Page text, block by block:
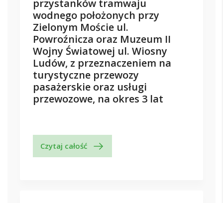
przystanków tramwaju
wodnego położonych przy
Zielonym Moście ul.
Powroźnicza oraz Muzeum II
Wojny Światowej ul. Wiosny
Ludów, z przeznaczeniem na
turystyczne przewozy
pasażerskie oraz usługi
przewozowe, na okres 3 lat
Czytaj całość